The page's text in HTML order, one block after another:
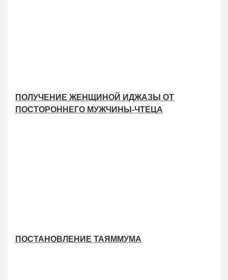
ПОЛУЧЕНИЕ ЖЕНЩИНОЙ ИДЖАЗЫ ОТ
ПОСТОРОННЕГО МУЖЧИНЫ-ЧТЕЦА
ПОСТАНОВЛЕНИЕ ТАЯММУМА